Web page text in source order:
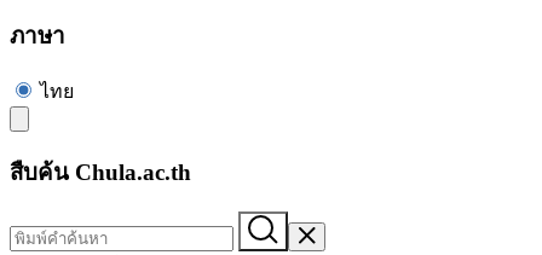
ภาษา
ไทย
สืบค้น Chula.ac.th